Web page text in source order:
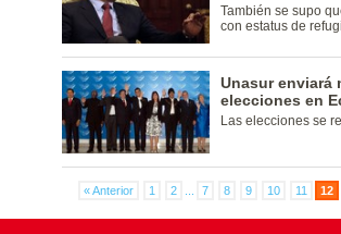
También se supo
con estatus de
Unasur enviará
elecciones en
Las elecciones se
« Anterior 1 2 7 8 9 10 11 12